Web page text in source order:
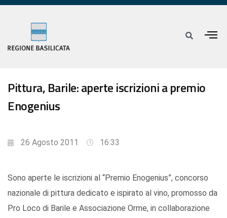
Pittura, Barile: aperte iscrizioni a premio
Enogenius
26 Agosto 2011 16:33
Sono aperte le iscrizioni al “Premio Enogenius”, concorso
nazionale di pittura dedicato e ispirato al vino, promosso da
Pro Loco di Barile e Associazione Orme, in collaborazione